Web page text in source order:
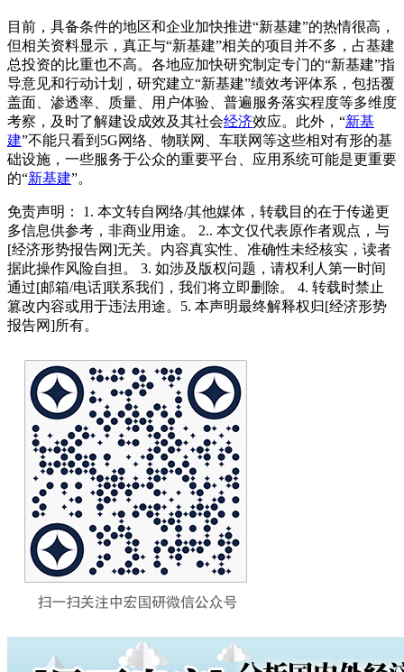
目前，具备条件的地区和企业加快推进“新基建”的热情很高，
但相关资料显示，真正与“新基建”相关的项目并不多，占基建
总投资的比重也不高。各地应加快研究制定专门的“新基建”指
导意见和行动计划，研究建立“新基建”绩效考评体系，包括覆
盖面、渗透率、质量、用户体验、普遍服务落实程度等多维度
考察，及时了解建设成效及其社会经济效应。此外，“新基
建”不能只看到5G网络、物联网、车联网等这些相对有形的基
础设施，一些服务于公众的重要平台、应用系统可能是更重要
的“新基建”。
免责声明： 1. 本文转自网络/其他媒体，转载目的在于传递更
多信息供参考，非商业用途。 2.. 本文仅代表原作者观点，与
[经济形势报告网]无关。内容真实性、准确性未经核实，读者
据此操作风险自担。 3. 如涉及版权问题，请权利人第一时间
通过[邮箱/电话]联系我们，我们将立即删除。 4. 转载时禁止
篡改内容或用于违法用途。5. 本声明最终解释权归[经济形势
报告网]所有。